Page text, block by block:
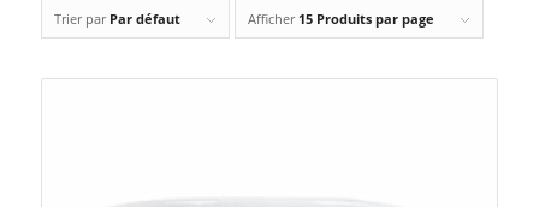
Trier par Par défaut Afficher 15 Produits par page